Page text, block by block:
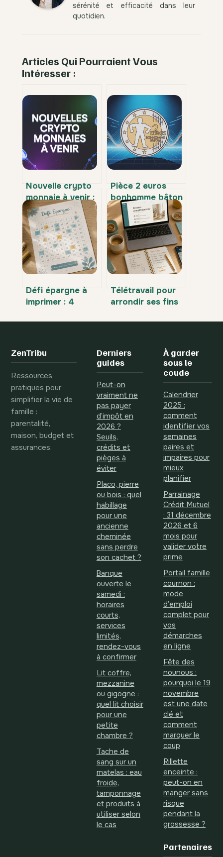
sérénité et efficacité dans leur
quotidien.
Articles Qui Pourraient Vous
Intéresser :
Nouvelle crypto
monnaie à venir :
lesquelles
surveiller en
priorité en 2026 ?
Pièce 2 euros
bonhomme bâton
: valeur, rareté et
comment
l’identifier
Défi épargne à
imprimer : 4
concrètes pour
€ sans
frustration
Télétravail pour
arrondir ses fins
de revenus et les
ZenTribu
Ressources
pratiques pour
simplifier la vie de
famille :
parentalité,
maison, budget et
assurances.
Derniers
guides
Peut-on
vraiment ne
pas payer
d’impôt en
2026 ?
Seuils,
crédits et
pièges à
éviter
Placo, pierre
ou bois : quel
habillage
pour une
ancienne
cheminée
sans perdre
son cachet ?
Banque
ouverte le
samedi :
horaires
courts,
services
limités,
rendez-vous
à confirmer
Lit coffre,
mezzanine
ou gigogne :
quel lit choisir
pour une
petite
chambre ?
Tache de
sang sur un
matelas : eau
froide,
tamponnage
et produits à
utiliser selon
le cas
À garder
sous le
coude
Calendrier
2025 :
comment
identifier vos
semaines
paires et
impaires pour
mieux
planifier
Parrainage
Crédit Mutuel
: 31 décembre
2026 et 6
mois pour
valider votre
prime
Portail famille
cournon :
mode
d’emploi
complet pour
vos
démarches
en ligne
Fête des
nounous :
pourquoi le 19
novembre
est une date
clé et
comment
marquer le
coup
Rillette
enceinte :
peut-on en
manger sans
risque
pendant la
grossesse ?
Partenaires